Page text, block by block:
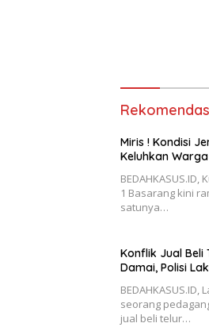
Miris ! Kondisi
Keluhkan Warga
1 Basarang kini
satunya…
Konflik Jual Beli
Damai, Polisi
seorang
jual beli telur…